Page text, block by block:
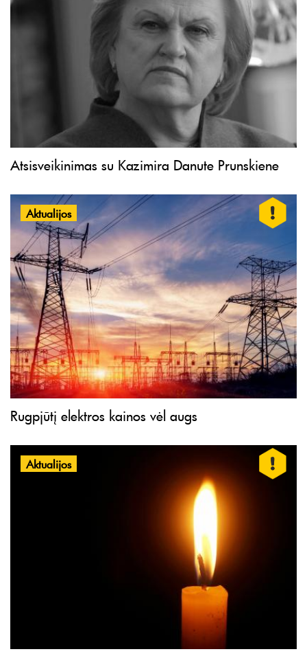
Atsisveikinimas su Kazimira Danute Prunskiene
Aktualijos
Rugpjūtį elektros kainos vėl augs
Aktualijos